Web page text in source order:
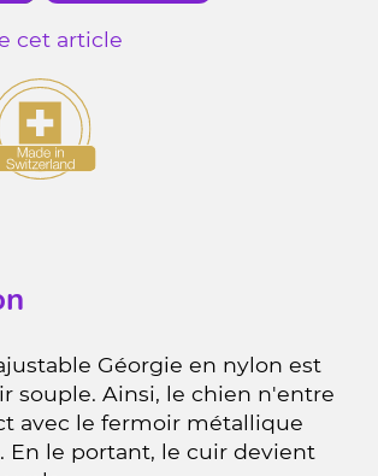
cet article
Géorgie en nylon est
souple. Ainsi, le chien n'entre
avec le fermoir métallique
En le portant, le cuir devient